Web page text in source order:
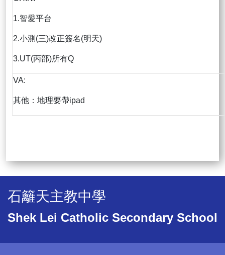
1.智愛平台
2.小測(三)改正簽名(明天)
3.UT(丙部)所有Q
VA:
其他：地理要帶ipad
石籬天主教中學
Shek Lei Catholic Secondary School